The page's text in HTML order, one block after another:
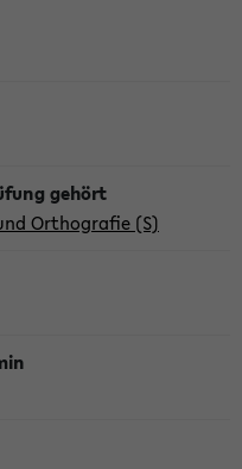
Orthografie (S)